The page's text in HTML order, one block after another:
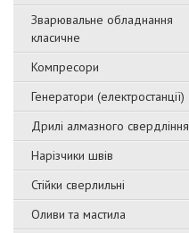
Зварювальне обладнання
класичне
Компресори
Генератори (електростанції)
Дрилі алмазного свердління
Нарізчики швів
Стійки сверлильні
Оливи та мастила